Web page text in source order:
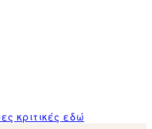
κριτικές εδώ